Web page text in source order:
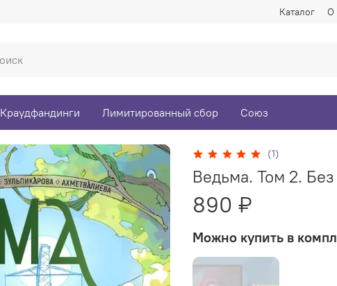
Каталог О
Краудфандинги Лимитированный сбор Союз
(1)
Ведьма. Том 2.
890 ₽
Можно купить в